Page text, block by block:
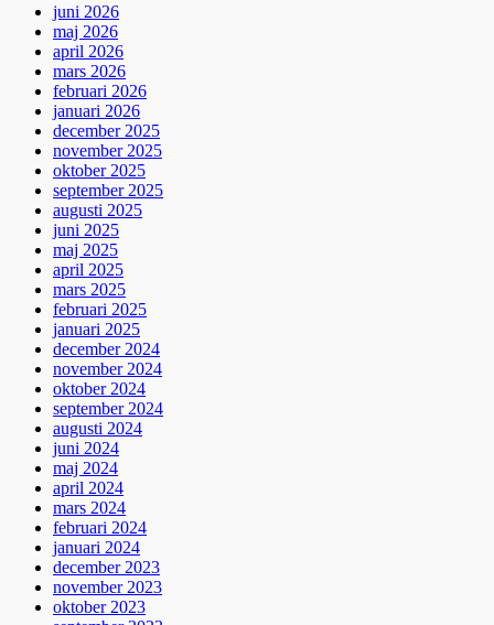
juni 2026
maj 2026
april 2026
mars 2026
februari 2026
januari 2026
december 2025
november 2025
oktober 2025
september 2025
augusti 2025
juni 2025
maj 2025
april 2025
mars 2025
februari 2025
januari 2025
december 2024
november 2024
oktober 2024
september 2024
augusti 2024
juni 2024
maj 2024
april 2024
mars 2024
februari 2024
januari 2024
december 2023
november 2023
oktober 2023